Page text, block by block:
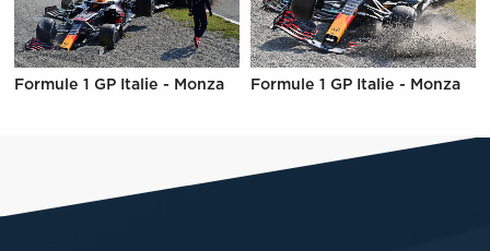
Formule 1 GP Italie - Monza Formule 1 GP Italie - Monza